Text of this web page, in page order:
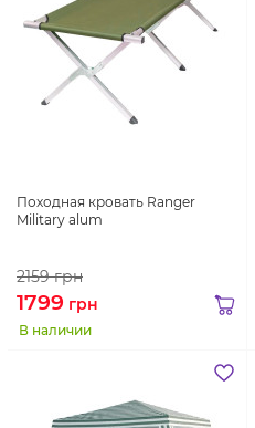
Походная кровать Ranger
Military alum
2159грн
1799 грн
В наличии